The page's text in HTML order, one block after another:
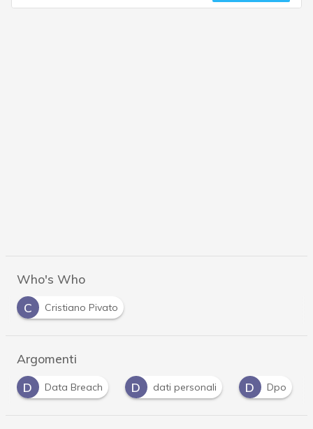
Who's Who
C
Cristiano Pivato
Argomenti
D
dati personali D Dpo G Gdpr G